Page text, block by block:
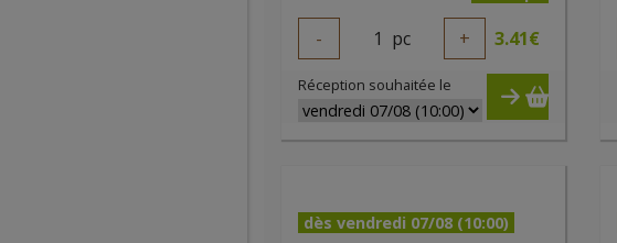
- 1 pc + 3.41€
Réception souhaitée le
dès vendredi 07/08 (10:00)